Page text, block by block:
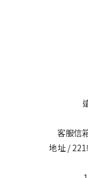
客服信
地址 /